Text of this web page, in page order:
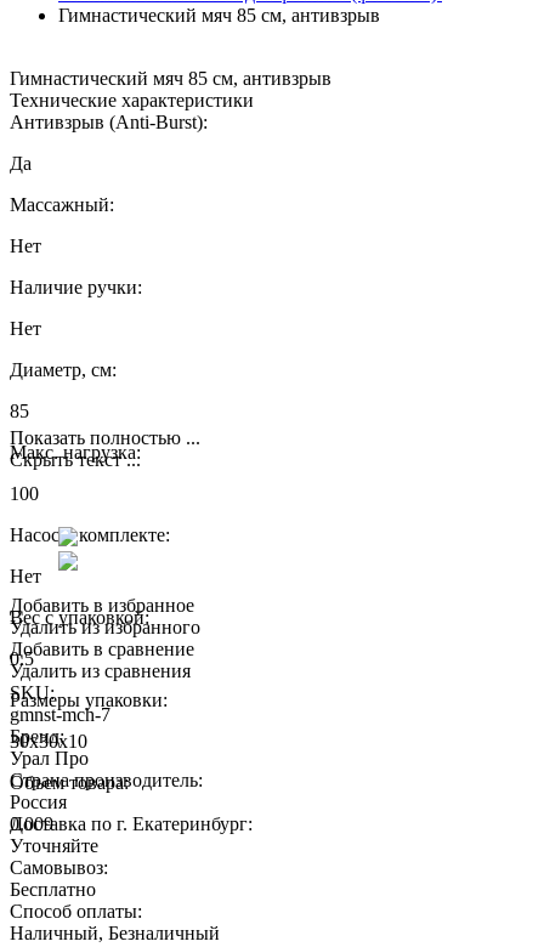
Гимнастический мяч 85 см, антивзрыв
Гимнастический мяч 85 см, антивзрыв
Технические характеристики
Антивзрыв (Anti-Burst):
Да
Массажный:
Нет
Наличие ручки:
Нет
Диаметр, см:
85
Макс. нагрузка:
100
Насос в комплекте:
Нет
Вес с упаковкой:
0.5
Размеры упаковки:
30x30x10
Объем товара:
0.009
Показать полностью ...
Скрыть текст ...
Добавить в избранное
Удалить из избранного
Добавить в сравнение
Удалить из сравнения
SKU:
gmnst-mch-7
Бренд:
Урал Про
Страна производитель:
Россия
Доставка по г. Екатеринбург:
Уточняйте
Самовывоз:
Бесплатно
Способ оплаты:
Наличный, Безналичный